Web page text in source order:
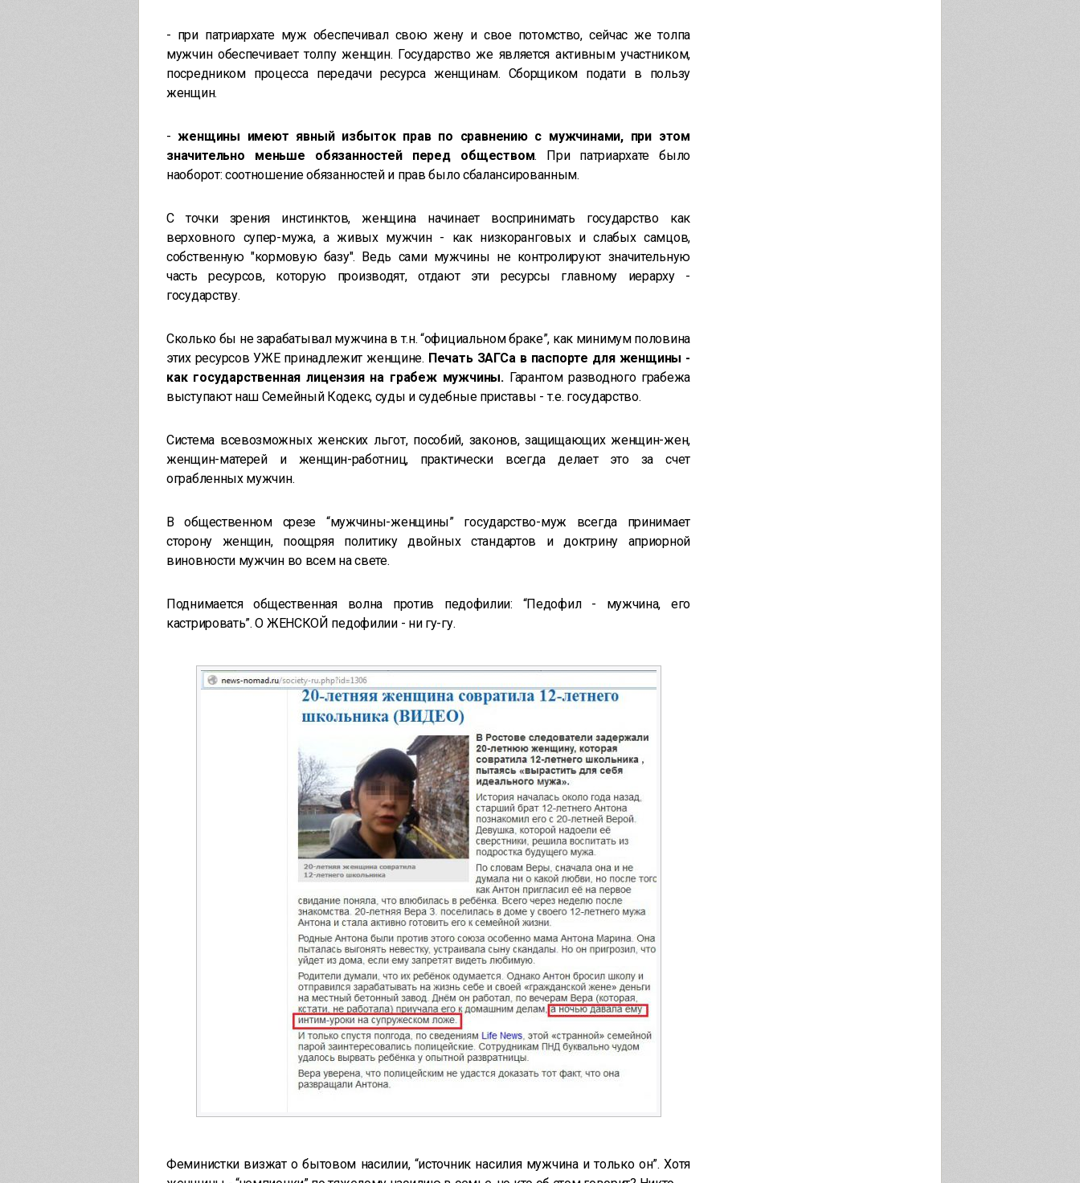
- при патриархате муж обеспечивал свою жену и свое потомство, сейчас же толпа
мужчин обеспечивает толпу женщин. Государство же является активным участником,
посредником процесса передачи ресурса женщинам. Сборщиком подати в пользу
женщин.
-женщины имеют явный избыток прав по сравнению с мужчинами, при этом
значительно меньше обязанностей перед обществом. При патриархате было
наоборот: соотношение обязанностей и прав было сбалансированным.
С точки зрения инстинктов, женщина начинает воспринимать государство как
верховного супер-мужа, а живых мужчин - как низкоранговых и слабых самцов,
собственную "кормовую базу". Ведь сами мужчины не контролируют значительную
часть ресурсов, которую производят, отдают эти ресурсы главному иерарху -
государству.
Сколько бы не зарабатывал мужчина в т.н. “официальном браке”, как минимум половина
этих ресурсов УЖЕ принадлежит женщине. Печать ЗАГСа в паспорте для женщины -
как государственная лицензия на грабеж мужчины. Гарантом разводного грабежа
выступают наш Семейный Кодекс, суды и судебные приставы - т.е. государство.
Система всевозможных женских льгот, пособий, законов, защищающих женщин-жен,
женщин-матерей и женщин-работниц, практически всегда делает это за счет
ограбленных мужчин.
В общественном срезе “мужчины-женщины” государство-муж всегда принимает
сторону женщин, поощряя политику двойных стандартов и доктрину априорной
виновности мужчин во всем на свете.
Поднимается общественная волна против педофилии: “Педофил - мужчина, его
кастрировать”. О ЖЕНСКОЙ педофилии - ни гу-гу.
Феминистки визжат о бытовом насилии, “источник насилия мужчина и только он”. Хотя